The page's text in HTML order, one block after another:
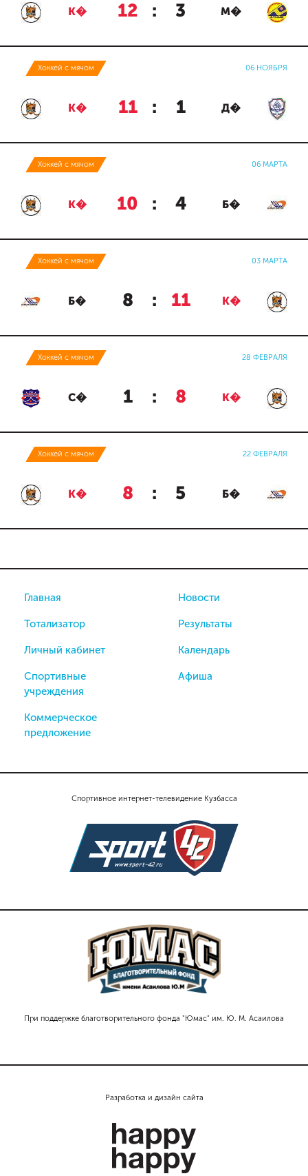
К� 12 : 3 М�
Хоккей с мячом 06 НОЯБРЯ
К� 11 : 1 Д�
Хоккей с мячом 06 МАРТА
К� 10 : 4 Б�
Хоккей с мячом 03 МАРТА
Б� 8 : 11 К�
Хоккей с мячом 28 ФЕВРАЛЯ
С� 1 : 8 К�
Хоккей с мячом 22 ФЕВРАЛЯ
К� 8 : 5 Б�
Спортивное интернет-телевидение Кузбасса
При поддержке благотворительного фонда "Юмас" им. Ю. М. Асаилова
Главная
Тотализатор
Личный кабинет
Спортивные
учреждения
Коммерческое
предложение
Новости
Результаты
Календарь
Афиша
Разработка и дизайн сайта